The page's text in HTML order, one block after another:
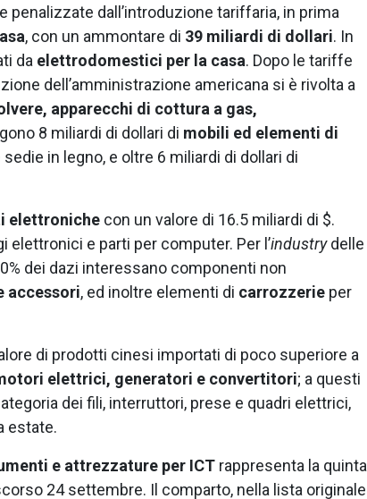
penalizzate dall’introduzione tariffaria, in prima
, con un ammontare di 39 miliardi di dollari. In
da elettrodomestici per la casa. Dopo le tariffe
dell’amministrazione americana si è rivolta a
apparecchi di cottura a gas,
8 miliardi di dollari di mobili ed elementi di
in legno, e oltre 6 miliardi di dollari di
elettroniche con un valore di 16.5 miliardi di $.
e parti per computer. Per l’industrydelle
dei dazi interessano componenti non
accessori, ed inoltre elementi di carrozzerie per
di prodotti cinesi importati di poco superiore a
elettrici, generatori e convertitori; a questi
dei fili, interruttori, prese e quadri elettrici,
estate.
e attrezzature per ICT rappresenta la quinta
24 settembre. Il comparto, nella lista originale